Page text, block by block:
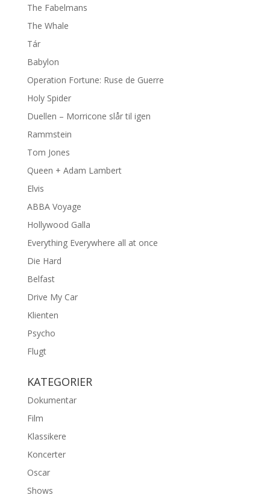
The Fabelmans
The Whale
Tár
Babylon
Operation Fortune: Ruse de Guerre
Holy Spider
Duellen – Morricone slår til igen
Rammstein
Tom Jones
Queen + Adam Lambert
Elvis
ABBA Voyage
Hollywood Galla
Everything Everywhere all at once
Die Hard
Belfast
Drive My Car
Klienten
Psycho
Flugt
KATEGORIER
Dokumentar
Film
Klassikere
Koncerter
Oscar
Shows